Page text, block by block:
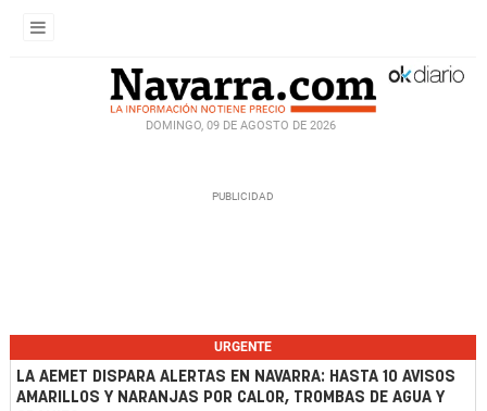
DOMINGO, 09 DE AGOSTO DE 2026
URGENTE
LA AEMET DISPARA ALERTAS EN NAVARRA: HASTA 10 AVISOS
AMARILLOS Y NARANJAS POR CALOR, TROMBAS DE AGUA Y